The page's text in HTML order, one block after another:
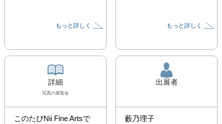
もっと詳しく もっと詳しく
詳細
写真の展覧会
このたびNii Fine Artsで
出展者
藪乃理子